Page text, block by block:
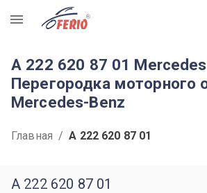
R
A 222 620 87 01
Перегородка моторного
Mercedes-Benz
Главная / A 222 620 87 01
A 222 620 87 01